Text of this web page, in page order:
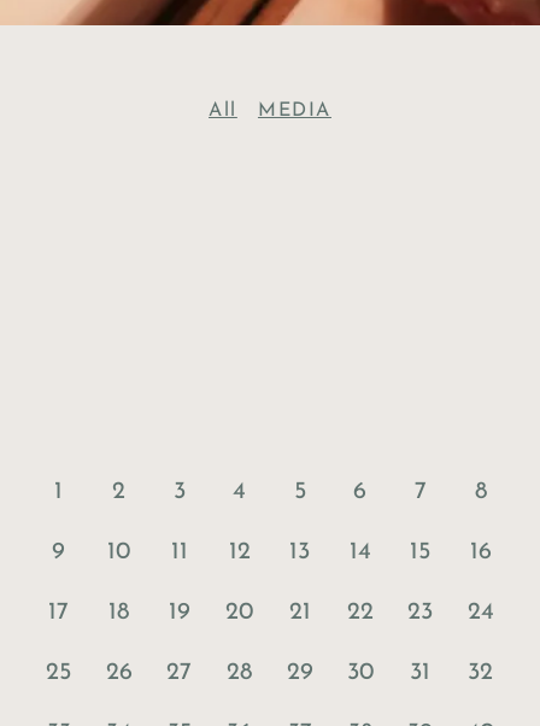
All MEDIA
1 2 3 4 5 6 7 8
9 10 11 12 13 14 15 16
17 18 19 20 21 22 23 24
25 26 27 28 29 30 31 32